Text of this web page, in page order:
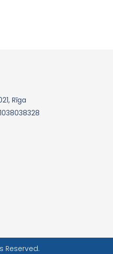
Rīga
Reserved.